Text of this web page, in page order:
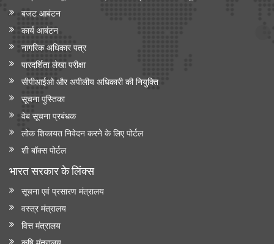
बजट आबंटन
कार्य आबंटन
नागरिक अधिकार पत्र
पारदर्शिता लेखा परीक्षा
सीपीआईओ और अपी‍लीय अधिकारी की नियुक्ति
सूचना पुस्तिका
वेब सूचना प्रबंधक
लोक शिकायत निवेदन करने के लिए पोर्टल
शी बॉक्स पोर्टल
भारत सरकार के लिंक्‍स
सूचना एवं प्रसारण मंत्रालय
वस्त्र मंत्रालय
वित्त मंत्रालय